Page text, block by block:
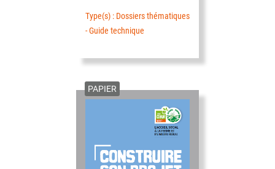
Type(s) : Dossiers thématiques
- Guide technique
PAPIER